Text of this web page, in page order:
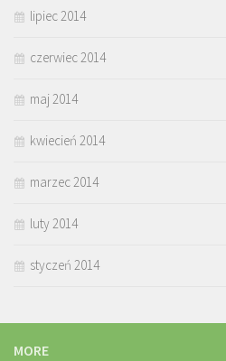
lipiec 2014
czerwiec 2014
maj 2014
kwiecień 2014
marzec 2014
luty 2014
styczeń 2014
MORE